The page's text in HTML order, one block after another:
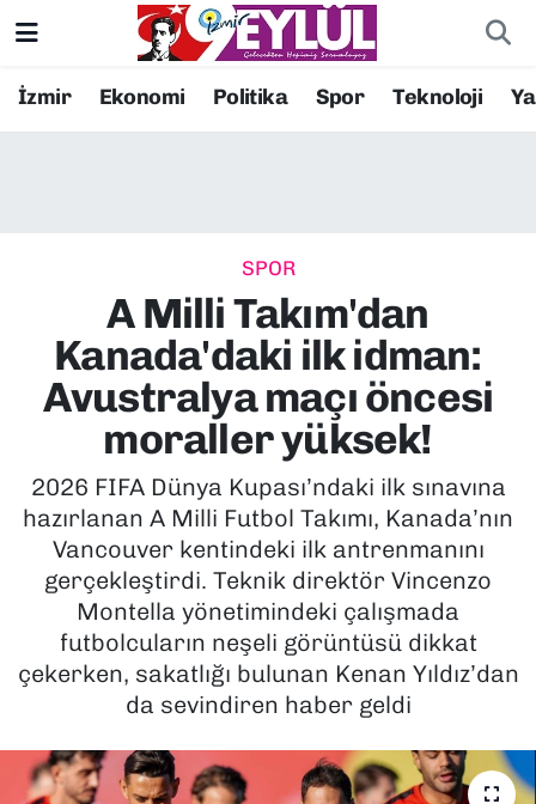
İzmir Ekonomi Politika Spor Teknoloji
SPOR
A Milli Takım'dan
Kanada'daki ilk idman:
Avustralya maçı öncesi
moraller yüksek!
2026 FIFA Dünya Kupası’ndaki ilk sınavına
hazırlanan A Milli Futbol Takımı, Kanada’nın
Vancouver kentindeki ilk antrenmanını
gerçekleştirdi. Teknik direktör Vincenzo
Montella yönetimindeki çalışmada
futbolcuların neşeli görüntüsü dikkat
çekerken, sakatlığı bulunan Kenan Yıldız’dan
da sevindiren haber geldi
Resmi İlanlar
EKONOMİ
KÜLTÜR SANAT
MAGAZİN
POLİTİKA
SAĞLIK
SPOR
TEKNOLOJİ
YAŞAM
Konak Nöbetçi Eczaneler
Süper Lig Puan Durumu ve Fikstür
Tüm Manşetler
Son Dakika Haberleri
Haber Arşivi